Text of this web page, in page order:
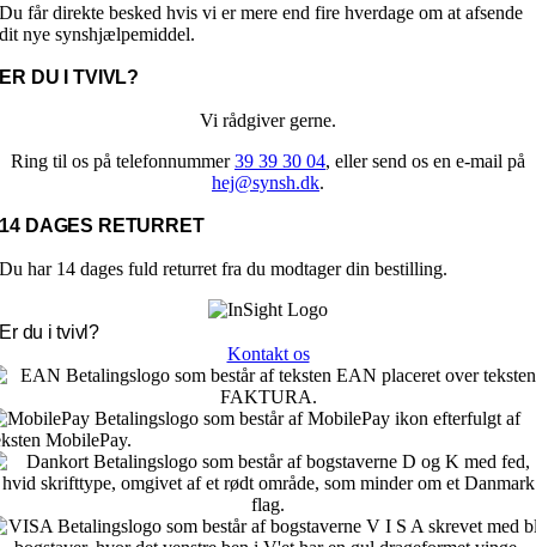
Du får direkte besked hvis vi er mere end fire hverdage om at afsende
dit nye synshjælpemiddel.
ER DU I TVIVL?
Vi rådgiver gerne.
Ring til os på telefonnummer39 39 30 04, eller send os en e-mail på
hej@synsh.dk.
14 DAGES RETURRET
Du har 14 dages fuld returret fra du modtager din bestilling.
Er du i tvivl?
Kontakt os